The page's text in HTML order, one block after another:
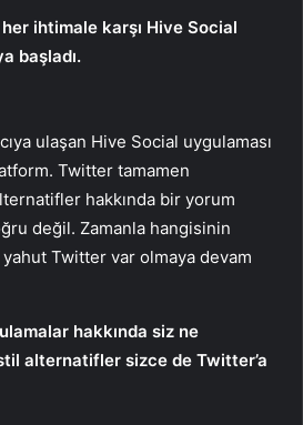
ihtimale karşı Hive Social
başladı.
ulaşan Hive Social uygulaması
Twitter tamamen
hakkında bir yorum
değil. Zamanla hangisinin
yahut Twitter var olmaya devam
hakkında siz ne
alternatifler sizce de Twitter’a